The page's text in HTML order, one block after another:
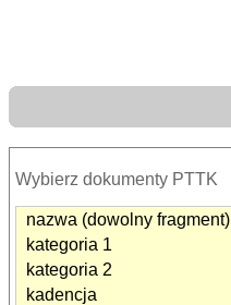
Wybierz dokumenty PTTK
nazwa (dowolny fragment)
kategoria 1
kategoria 2
kadencja